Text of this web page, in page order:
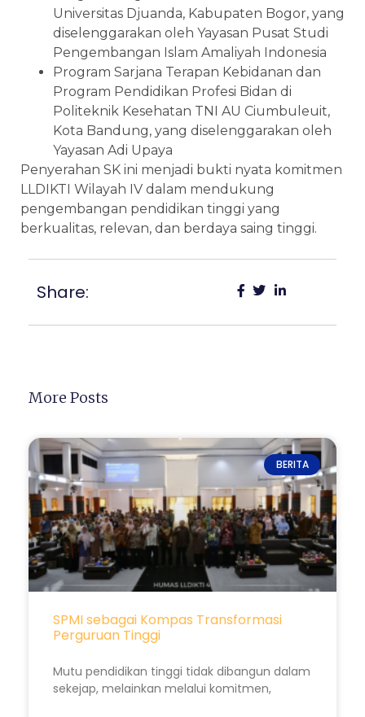
Universitas Djuanda, Kabupaten Bogor, yang
diselenggarakan oleh Yayasan Pusat Studi
Pengembangan Islam Amaliyah Indonesia
Program Sarjana Terapan Kebidanan dan
Program Pendidikan Profesi Bidan di
Politeknik Kesehatan TNI AU Ciumbuleuit,
Kota Bandung, yang diselenggarakan oleh
Yayasan Adi Upaya
Penyerahan SK ini menjadi bukti nyata komitmen
LLDIKTI Wilayah IV dalam mendukung
pengembangan pendidikan tinggi yang
berkualitas, relevan, dan berdaya saing tinggi.
Share:
More Posts
BERITA
SPMI sebagai Kompas Transformasi
Perguruan Tinggi
Mutu pendidikan tinggi tidak dibangun dalam
sekejap, melainkan melalui komitmen,